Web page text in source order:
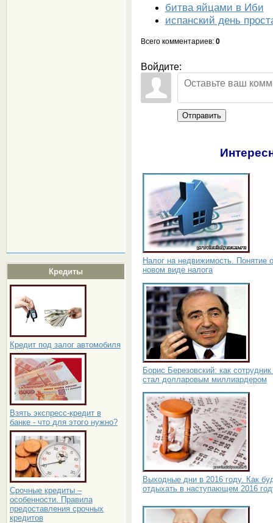
Кредиты
Кредит под залог автомобиля
Взять экспресс-кредит в
банке - что для этого нужно?
Срочные кредиты –
особенности. Правила
предоставления срочных
кредитов
битва яйцами в Иби
испанский день
Всего комментариев: 0
Войдите:
Отправить
Налог на недвижимость. Понятие о
новом виде налога
Борис Березовский: как
стал долларовым миллиардером
Выходные дни в 2016 году. Как
отдыхать в наступающем 2016